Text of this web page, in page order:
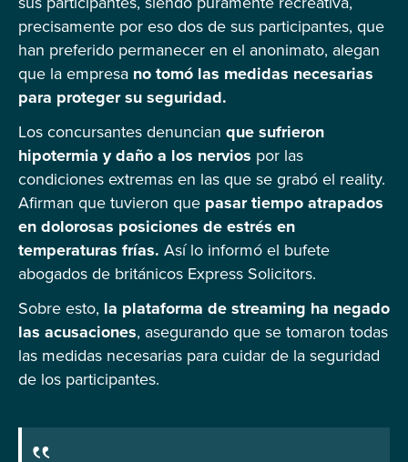
precisamente por eso dos de sus participantes, que
han preferido permanecer en el anonimato, alegan
que la empresa no tomó las medidas necesarias
para proteger su seguridad.
Los concursantes denuncian que sufrieron
hipotermia y daño a los nervios por las
condiciones extremas en las que se grabó el reality.
Afirman que tuvieron que pasar tiempo atrapados
en dolorosas posiciones de estrés en
temperaturas frías. Así lo informó el bufete
abogados de británicos Express Solicitors.
Sobre esto, la plataforma de streaming ha negado
las acusaciones, asegurando que se tomaron todas
las medidas necesarias para cuidar de la seguridad
de los participantes.